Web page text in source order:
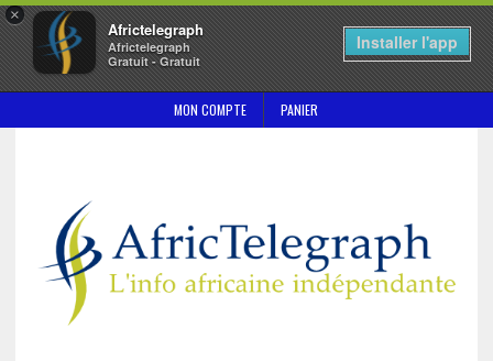
×
Africtelegraph
Africtelegraph
Gratuit - Gratuit
Installer l'app
MON COMPTE PANIER